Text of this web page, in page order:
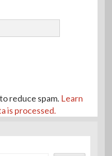
reduce spam. Learn
is processed.